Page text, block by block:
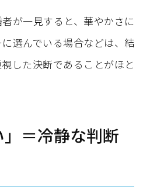
が一見すると、華やかさに
選んでいる場合などは、結
した決断であることがほと
」＝冷静な判断